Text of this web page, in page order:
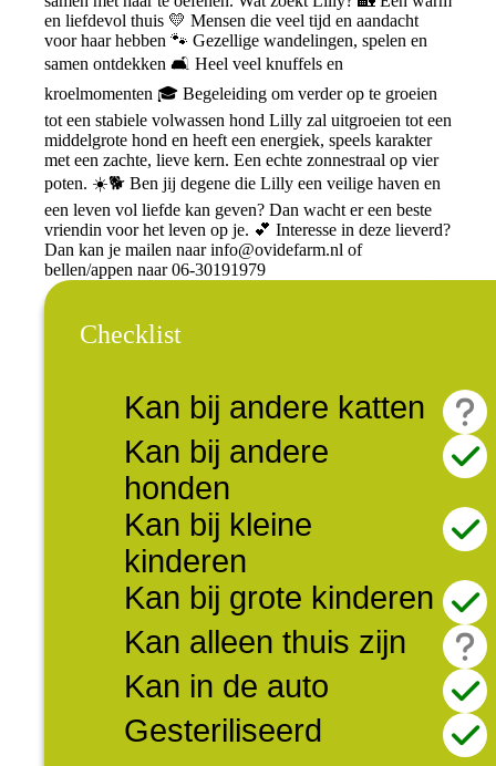
en liefdevol thuis 💛 Mensen die veel tijd en aandacht
voor haar hebben 🐾 Gezellige wandelingen, spelen en
samen ontdekken 🛋️ Heel veel knuffels en
kroelmomenten 🎓 Begeleiding om verder op te groeien
tot een stabiele volwassen hond Lilly zal uitgroeien tot een
middelgrote hond en heeft een energiek, speels karakter
met een zachte, lieve kern. Een echte zonnestraal op vier
poten. ☀️🐕 Ben jij degene die Lilly een veilige haven en
een leven vol liefde kan geven? Dan wacht er een beste
vriendin voor het leven op je. 💕 Interesse in deze lieverd?
Dan kan je mailen naarinfo@ovidefarm.nl of
bellen/appen naar 06-30191979
Checklist
Kan bij andere katten
Kan bij andere
honden
Kan bij kleine
kinderen
Kan bij grote kinderen
Kan alleen thuis zijn
Kan in de auto
Gesteriliseerd